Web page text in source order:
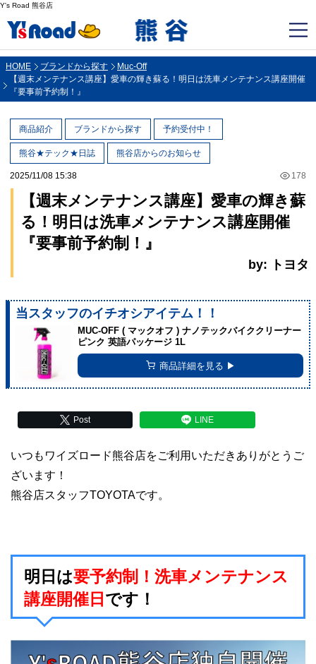
Y's Road 熊谷店
HOME ブランドから探す
Muc-Off
【週末メンテナンス講座】愛車の輝き蘇る！明日は洗車メンテナンス講座開催
『要事前予約制！』
2025/11/08 15:38 178
商品紹介 ブランドから探す 予約受付中！
熊谷★テック★日誌 熊谷店からのお知らせ
【週末メンテナンス講座】愛車の輝き蘇
る！明日は洗車メンテナンス講座開催
『要事前予約制！』
by: トヨタ
当スタッフのイチオシアイテム！！
MUC-OFF ( マックオフ ) ナノテックバイククリーナー
ピンク 英語パッケージ 1L
商品詳細を見る ▶︎
Post LINE
いつもワイズロード熊谷店をご利用いただきありがとうご
ざいます！
熊谷店スタッフTOYOTAです。
明日は要予約制！洗車メンテナンス
講座開催日 です！